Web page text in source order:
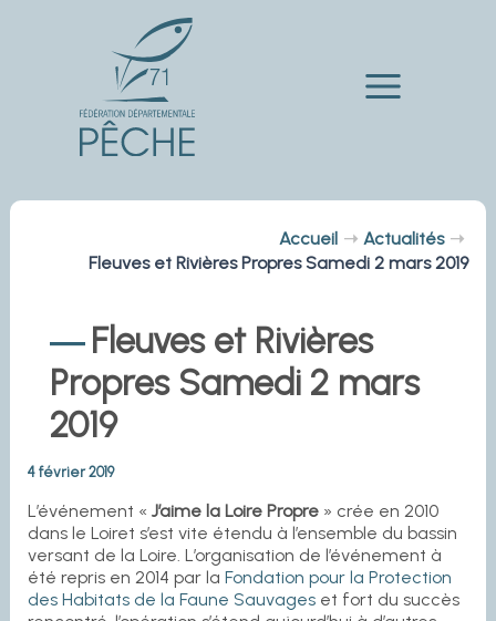
Main
Accueil
Actualités
Fleuves et Rivières Propres Samedi 2 mars 2019
Fleuves et Rivières
Propres Samedi 2 mars
2019
4 février 2019
L’événement « J’aime la Loire Propre» crée en 2010
dans le Loiret s’est vite étendu à l’ensemble du bassin
versant de la Loire. L’organisation de l’événement à
été repris en 2014 par la Fondation pour la Protection
des Habitats de la Faune Sauvageset fort du succès